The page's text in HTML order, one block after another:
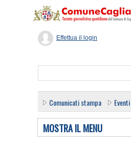
Effettua il login
Comunicati stampa Eventi
MOSTRA IL MENU